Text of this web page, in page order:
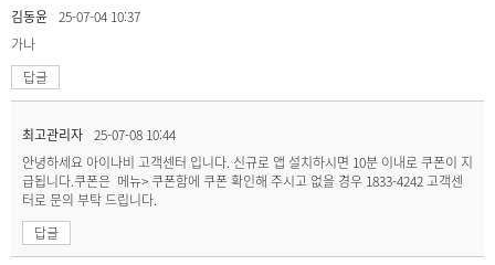
김동윤 25-07-04 10:37
가나
답글
최고관리자 25-07-08 10:44
안녕하세요 아이나비 고객센터 입니다. 신규로 앱 설치하시면 10분 이내로 쿠폰이 지
급됩니다.쿠폰은 메뉴> 쿠폰함에 쿠폰 확인해 주시고 없을 경우 1833-4242 고객센
터로 문의 부탁 드립니다.
답글